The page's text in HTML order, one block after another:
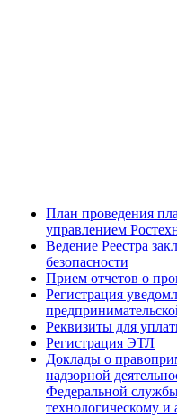
План проведения
управлением
Ведение Реестра
безопасности
Прием отчетов о
Регистрация
Реквизиты для
Регистрация ЭТЛ
Доклады о
надзорной
Федеральной
технологическому и